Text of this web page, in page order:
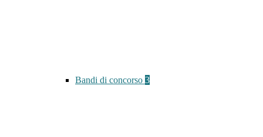
Bandi di concorso 3